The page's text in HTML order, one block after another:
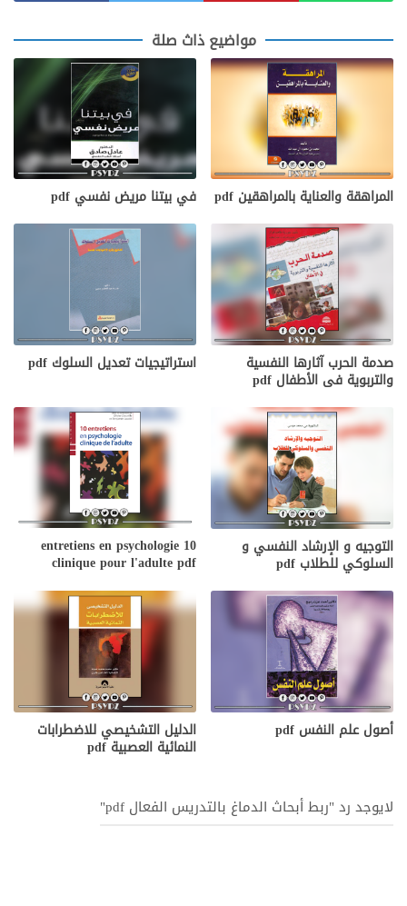
مواضيع ذاث صلة
المراهقة والعناية بالمراهقين pdf في بيتنا مريض نفسي pdf
صدمة الحرب آثارها النفسية
والتربوية فى الأطفال pdf
استراتيجيات تعديل السلوك pdf
التوجيه و الإرشاد النفسي و
السلوكي للطلاب pdf
10 entretiens en psychologie
clinique pour l'adulte pdf
أصول علم النفس pdf الدليل التشخيصي للاضطرابات
النمائية العصبية pdf
لايوجد رد "ربط أبحاث الدماغ بالتدريس الفعال pdf"